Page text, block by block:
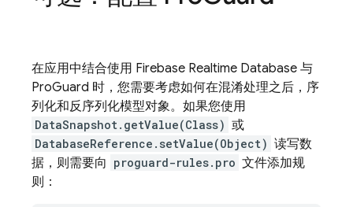
在应用中结合使用 Firebase Realtime Database 与
ProGuard 时，您需要考虑如何在混淆处理之后，序
列化和反序列化模型对象。如果您使用
DataSnapshot.getValue(Class) 或
DatabaseReference.setValue(Object) 读写数
据，则需要向 proguard-rules.pro 文件添加规
则：